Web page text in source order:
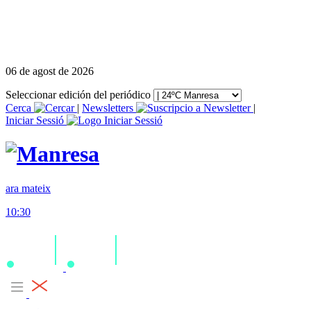
06 de agost de 2026
Seleccionar edición del periódico
Cerca
| Newsletters
|
Iniciar Sessió
ara mateix
10:30